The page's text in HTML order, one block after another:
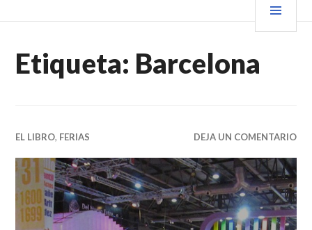
al VENDER+LIBROS NOTICIAS
Etiqueta: Barcelona
EL LIBRO, FERIAS DEJA UN COMENTARIO